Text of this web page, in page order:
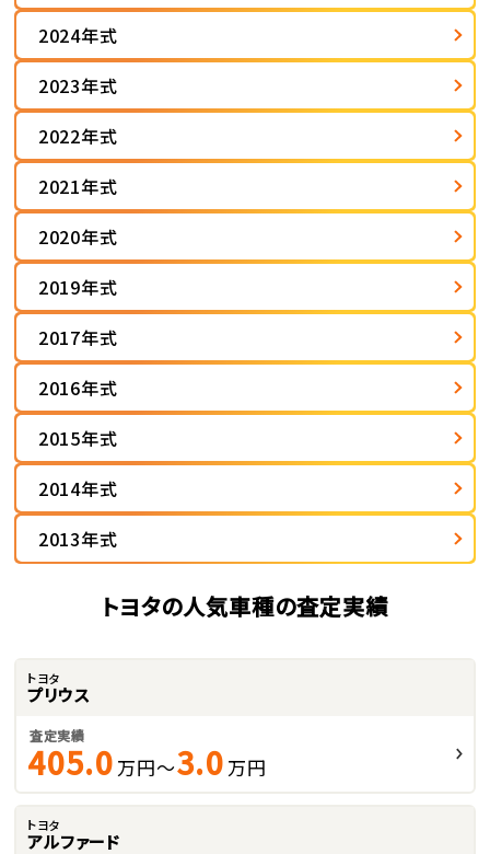
2024年式
2023年式
2022年式
2021年式
2020年式
2019年式
2017年式
2016年式
2015年式
2014年式
2013年式
トヨタの人気車種の査定実績
トヨタ
プリウス
査定実績
405.0 万円～3.0 万円
トヨタ
アルファード